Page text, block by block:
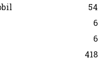
54
6
6
418